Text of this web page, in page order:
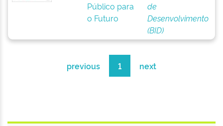
Público para
o Futuro
de
Desenvolvimento
(BID)
previous 1 next